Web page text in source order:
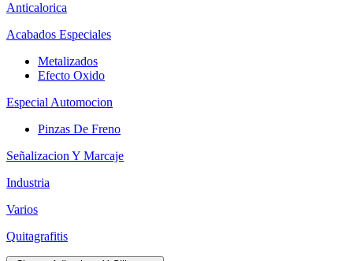
Anticalorica
Acabados Especiales
Metalizados
Efecto Oxido
Especial Automocion
Pinzas De Freno
Señalizacion Y Marcaje
Industria
Varios
Quitagrafitis